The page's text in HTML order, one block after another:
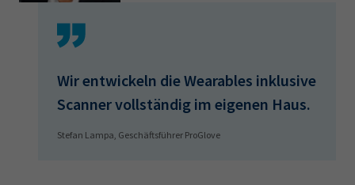
Wir entwickeln die Wearables inklusive
Scanner vollständig im eigenen Haus.
Stefan Lampa, Geschäftsführer ProGlove